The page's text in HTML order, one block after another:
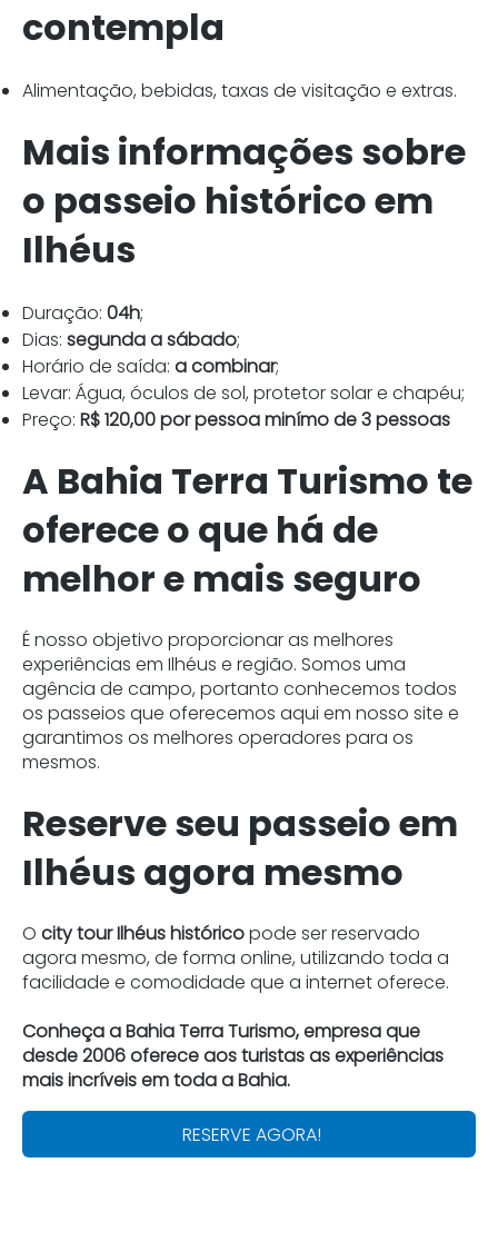
contempla
Alimentação, bebidas, taxas de visitação e extras.
Mais informações sobre
o passeio histórico em
Ilhéus
Duração: 04h;
Dias: segunda a sábado;
Horário de saída: a combinar;
Levar: Água, óculos de sol, protetor solar e chapéu;
Preço: R$ 120,00 por pessoa minímo de 3 pessoas
A Bahia Terra Turismo te
oferece o que há de
melhor e mais seguro
É nosso objetivo proporcionar as melhores
experiências em Ilhéus e região. Somos uma
agência de campo, portanto conhecemos todos
os passeios que oferecemos aqui em nosso site e
garantimos os melhores operadores para os
mesmos.
Reserve seu passeio em
Ilhéus agora mesmo
O city tour Ilhéus históricopode ser reservado
agora mesmo, de forma online, utilizando toda a
facilidade e comodidade que a internet oferece.
Conheça a Bahia Terra Turismo, empresa que
desde 2006 oferece aos turistas as experiências
mais incríveis em toda a Bahia.
RESERVE AGORA!